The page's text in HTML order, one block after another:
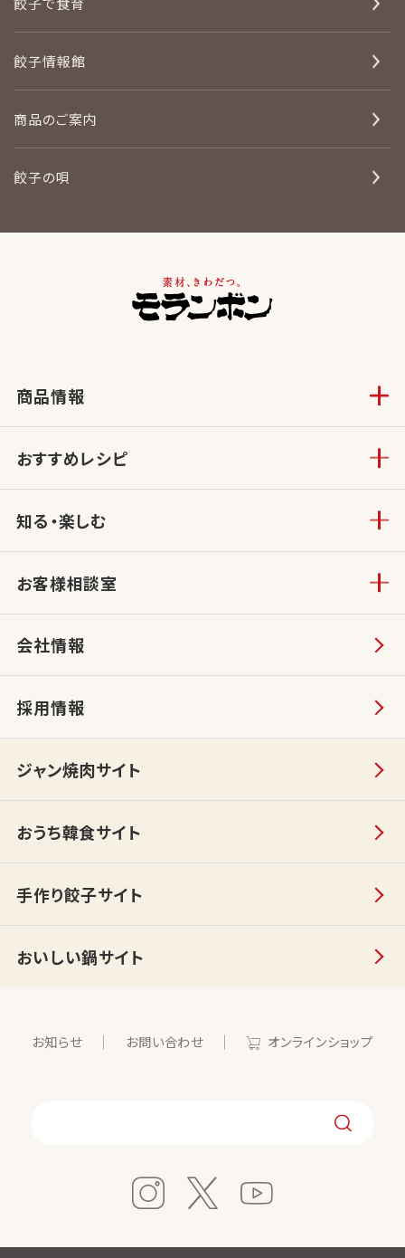
餃子情報館
商品のご案内
餃子の唄
商品情報
おすすめレシピ
知る・楽しむ
お客様相談室
会社情報
採用情報
ジャン焼肉サイト
おうち韓食サイト
手作り餃子サイト
おいしい鍋サイト
お知らせ お問い合わせ オンラインショップ